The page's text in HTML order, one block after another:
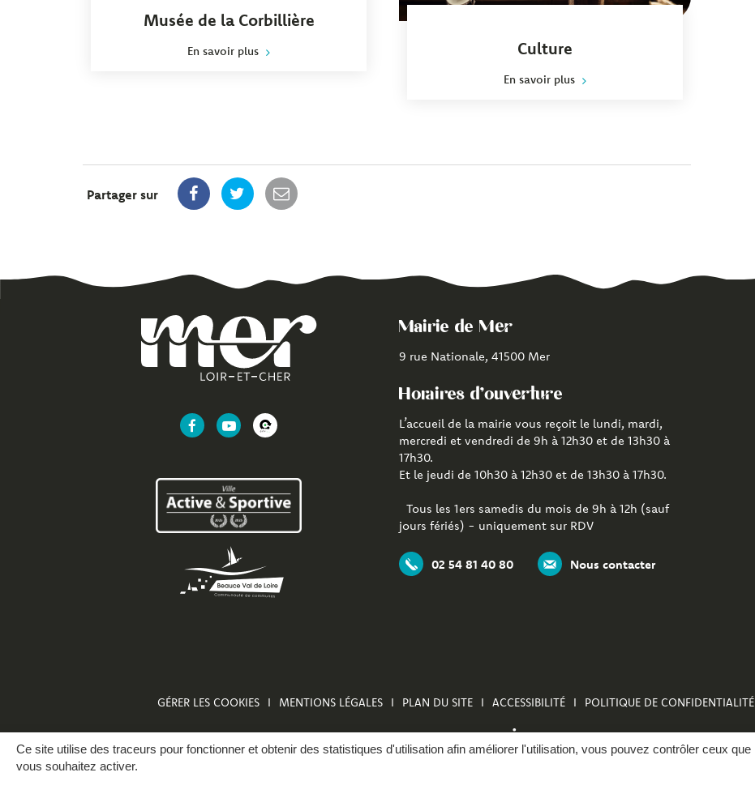
Ce site utilise des traceurs pour fonctionner et obtenir des statistiques d'utilisation afin améliorer l'utilisation, vous pouvez contrôler ceux que
vous souhaitez activer.
Musée de la Corbillière
En savoir plus Culture
En savoir plus
Partager sur
Lien
compte
Facebook
Lien
chaîne
Youtube
Lien
CityAll
de
Mer
Mairie de Mer
9 rue Nationale, 41500 Mer
Horaires d'ouverture
L’accueil de la mairie vous reçoit le lundi, mardi,
mercredi et vendredi de 9h à 12h30 et de 13h30 à
17h30.
Et le jeudi de 10h30 à 12h30 et de 13h30 à 17h30.
Tous les 1ers samedis du mois de 9h à 12h (sauf
jours fériés) - uniquement sur RDV
02 54 81 40 80 Nous contacter
GÉRER LES COOKIES MENTIONS LÉGALES PLAN DU SITE ACCESSIBILITÉ POLITIQUE DE CONFIDENTIALITÉ